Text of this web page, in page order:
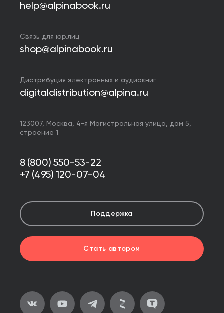
help@alpinabook.ru
Связь для юр.лиц
shop@alpinabook.ru
Дистрибуция электронных и аудиокниг
digitaldistribution@alpina.ru
123007, Москва
4-я Магистральная улица, дом 5,
строение 1
8 (800) 550-53-22
+7 (495) 120-07-04
Поддержка
Стать автором